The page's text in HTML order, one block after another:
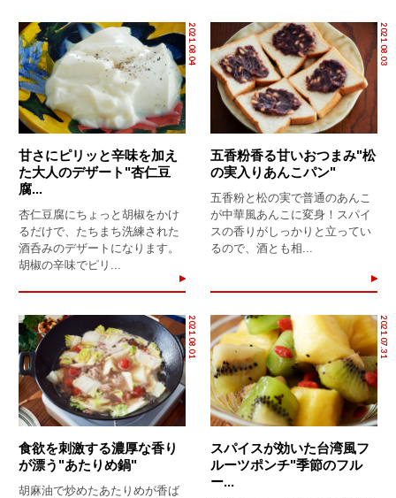
2021.08.04
甘さにピリッと辛味を加え
た大人のデザート"杏仁豆
腐...
杏仁豆腐にちょっと胡椒をかけ
るだけで、たちまち洗練された
酒呑みのデザートになります。
胡椒の辛味でピリ...
2021.08.03
五香粉香る甘いおつまみ"松
の実入りあんこパン"
五香粉と松の実で普通のあんこ
が中華風あんこに変身！スパイ
スの香りがしっかりと立ってい
るので、酒とも相...
2021.08.01
食欲を刺激する濃厚な香り
が漂う"あたりめ鍋"
胡麻油で炒めたあたりめが香ば
2021.07.31
スパイスが効いた台湾風フ
ルーツポンチ"季節のフル
ー...